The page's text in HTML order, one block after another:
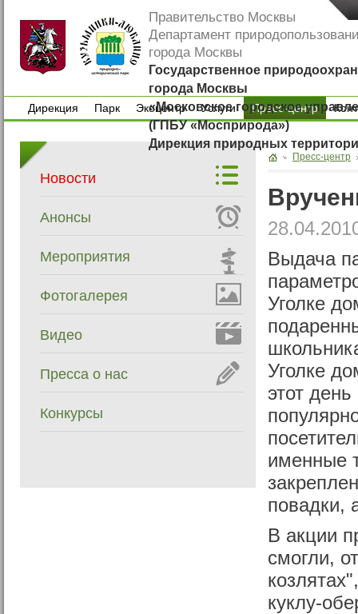
Правительство Москвы
Департамент
города Москвы
Государственное
города Москвы
«Московское городское
(ГПБУ «Мосприрода»)
Дирекция природных
Дирекция
Парк
Экоцентр
Экоцентр
Услуги
Услуги
Пресс-центр
Новости
Анонсы
Мероприятия
Фотогалерея
Видео
Пресса о нас
Конкурсы
Пресс-центр
Выдача
Уголке
Уголке
этот
именные
повадки,
В акции
смогли,
куклу-